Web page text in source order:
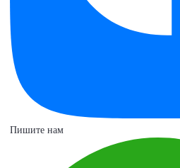
Пишите нам